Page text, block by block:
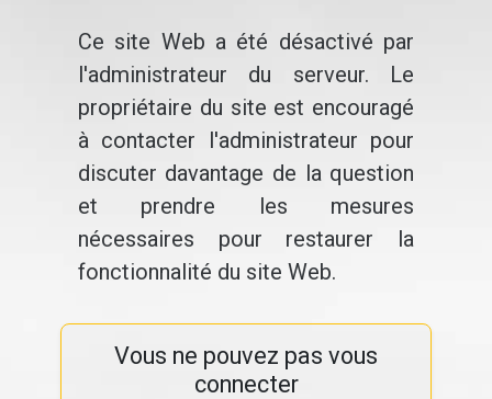
Ce site Web a été désactivé par
l'administrateur du serveur. Le
propriétaire du site est encouragé
à contacter l'administrateur pour
discuter davantage de la question
et prendre les mesures
nécessaires pour restaurer la
fonctionnalité du site Web.
Vous ne pouvez pas vous
connecter